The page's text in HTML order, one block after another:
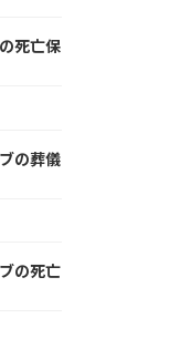
死亡保
の葬儀
の死亡